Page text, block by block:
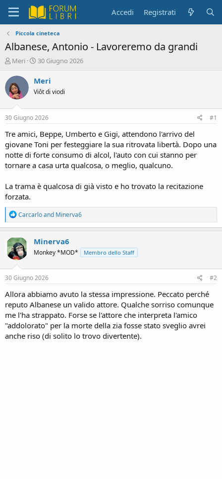
Accedi Registrati
Piccola cineteca
Albanese, Antonio - Lavoreremo da grandi
C
e
a
t
e
D
s
c
u
s
i
n
e
Meri
D
t
a
d
i
n
z
i
o
30 Giugno 2026
Meri
Viôt di viodi
30 Giugno 2026 #1
Tre amici, Beppe, Umberto e Gigi, attendono l'arrivo del
giovane Toni per festeggiare la sua ritrovata libertà. Dopo una
notte di forte consumo di alcol, l'auto con cui stanno per
tornare a casa urta qualcosa, o meglio, qualcuno.
La trama è qualcosa di già visto e ho trovato la recitazione
forzata.
R
e
a
c
t
i
o
n
s
Carcarloand Minerva6
Minerva6
Monkey *MOD* Membro dello Staff
30 Giugno 2026 #2
Allora abbiamo avuto la stessa impressione. Peccato perché
reputo Albanese un valido attore. Qualche sorriso comunque
me l'ha strappato. Forse se l'attore che interpreta l'amico
"addolorato" per la morte della zia fosse stato sveglio avrei
anche riso (di solito lo trovo divertente).